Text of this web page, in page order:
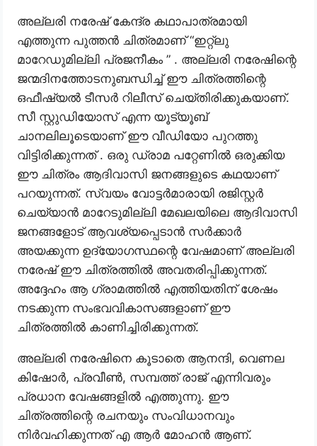
അല്ലരി നരേഷ് കേന്ദ്ര കഥാപാത്രമായി
എത്തുന്ന പുത്തൻ ചിത്രമാണ് “ഇറ്റ്ലു
മാറേഡുമില്ലി പ്രജനീകം ” . അല്ലരി നരേഷിന്റെ
ജന്മദിനത്തോടനുബന്ധിച്ച് ഈ ചിത്രത്തിന്റെ
ഒഫീഷ്യൽ ടീസർ റിലീസ് ചെയ്തിരിക്കുകയാണ്.
സീ സ്റ്റുഡിയോസ് എന്ന യൂട്യൂബ്
ചാനലിലൂടെയാണ് ഈ വീഡിയോ പുറത്തു
വിട്ടിരിക്കുന്നത് . ഒരു ഡ്രാമ പറ്റേണിൽ ഒരുക്കിയ
ഈ ചിത്രം ആദിവാസി ജനങ്ങളുടെ കഥയാണ്
പറയുന്നത്. സ്വയം വോട്ടർമാരായി രജിസ്റ്റർ
ചെയ്യാൻ മാറേടുമില്ലി മേഖലയിലെ ആദിവാസി
ജനങ്ങളോട് ആവശ്യപ്പെടാൻ സർക്കാർ
അയക്കുന്ന ഉദ്യോഗസ്ഥന്റെ വേഷമാണ് അല്ലരി
നരേഷ് ഈ ചിത്രത്തിൽ അവതരിപ്പിക്കുന്നത്.
അദ്ദേഹം ആ ഗ്രാമത്തിൽ എത്തിയതിന് ശേഷം
നടക്കുന്ന സംഭവവികാസങ്ങളാണ് ഈ
ചിത്രത്തിൽ കാണിച്ചിരിക്കുന്നത്.
അല്ലരി നരേഷിനെ കൂടാതെ ആനന്ദി, വെണല
കിഷോർ, പ്രവീൺ, സമ്പത്ത് രാജ് എന്നിവരും
പ്രധാന വേഷങ്ങളിൽ എത്തുന്നു. ഈ
ചിത്രത്തിന്റെ രചനയും സംവിധാനവും
നിർവഹിക്കുന്നത് എ ആർ മോഹൻ ആണ്.